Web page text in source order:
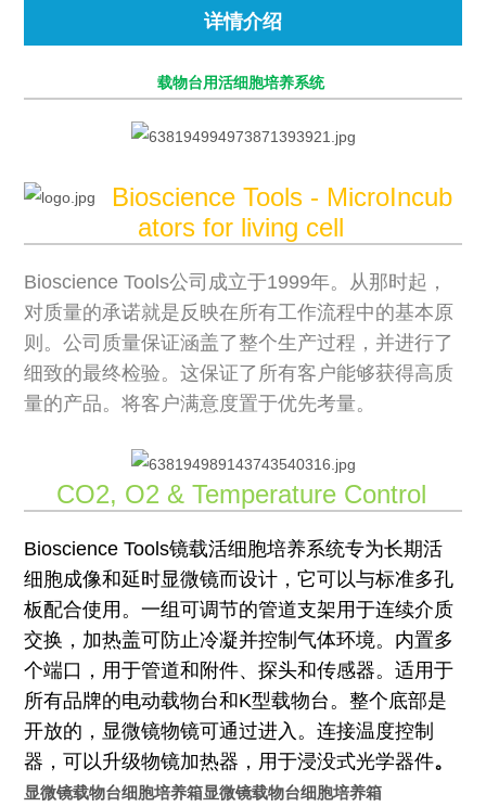
详情介绍
载物台用活细胞培养系统
Bioscience Tools - MicroIncub
ators for living cell
Bioscience Tools公司成立于1999年。从那时起，
对质量的承诺就是反映在所有工作流程中的基本原
则。公司质量保证涵盖了整个生产过程，并进行了
细致的最终检验。这保证了所有客户能够获得高质
量的产品。将客户满意度置于优先考量。
CO2, O2 & Temperature Control
Bioscience Tools镜载活细胞培养系统专为长期活
细胞成像和延时显微镜而设计，它可以与标准多孔
板配合使用。一组可调节的管道支架用于连续介质
交换，加热盖可防止冷凝并控制气体环境。内置多
个端口，用于管道和附件、探头和传感器。适用于
所有品牌的电动载物台和K型载物台。整个底部是
开放的，显微镜物镜可通过进入。连接温度控制
器，可以升级物镜加热器，用于浸没式光学器件。
显微镜载物台细胞培养箱显微镜载物台细胞培养箱